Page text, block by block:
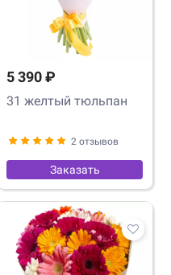
5 390 ₽
31 желтый тюльпан
2 отзывов
Заказать